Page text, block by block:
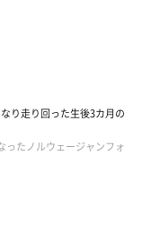
り走り回った生後3カ月の
ったノルウェージャンフォ